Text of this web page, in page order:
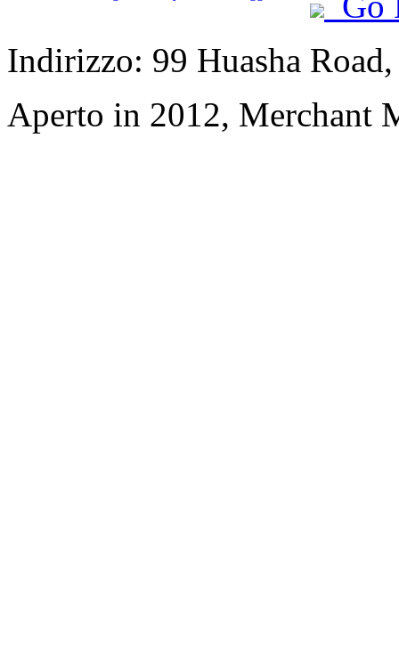
Indirizzo: 99 Huasha
Aperto in 2012, Merchant